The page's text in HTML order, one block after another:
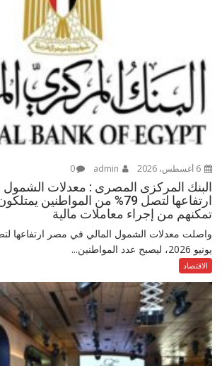
6 أغسطس، 2026 0
البنك المركزى المصرى : معدلات الشمول
ارتفاعها لتصل 79% من
تمكنهم من إجراء معاملات مالية
يونيو 2026، ليصبح عدد المواطنين...
الاقتصاد